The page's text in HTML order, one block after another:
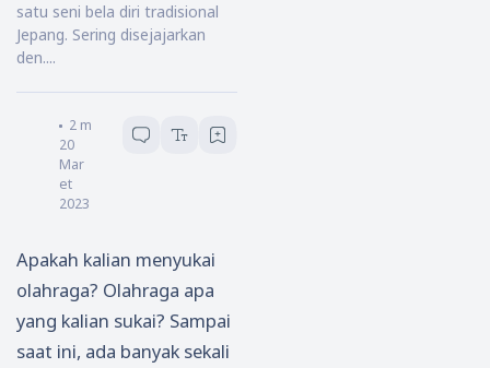
satu seni bela diri tradisional
Jepang. Sering disejajarkan
den....
ARIMA
2menit baca
20
Mar
et
2023
Apakah kalian menyukai
olahraga? Olahraga apa
yang kalian sukai? Sampai
saat ini, ada banyak sekali